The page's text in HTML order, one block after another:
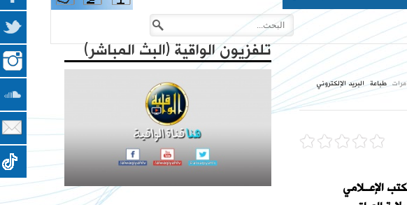
طباعة البريد الإلكتروني
الإعــلامي
تلفزيون الواقية (البث المباشر)
فهارس مجلة الوعي
حملات الحزب
يا جيوش المسلمين المسجد الأقصى والأرض المباركة
كتاب - فعاليات الذكرى المئوية لهدم الخلافة 1442هـ